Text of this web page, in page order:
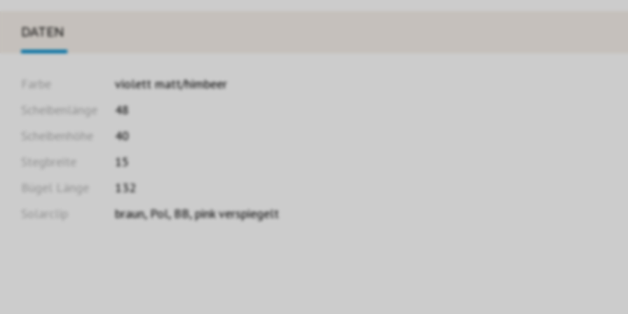
DATEN
Farbe
violett matt/himbeer
Scheibenlänge
48
Scheibenhöhe
40
Stegbreite
15
Bügel Länge
132
Solarclip
braun, Pol, BB, pink verspiegelt